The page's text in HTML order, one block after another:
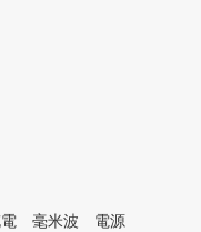
毫米波
電源